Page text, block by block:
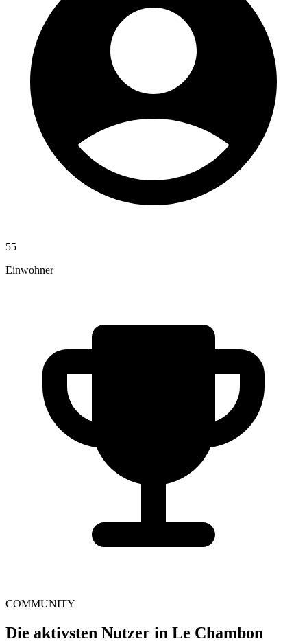
55
Einwohner
COMMUNITY
Die aktivsten Nutzer in Le Chambon